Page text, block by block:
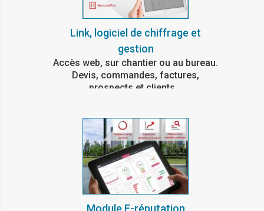
Link, logiciel de chiffrage et
gestion
Accès web, sur chantier ou au bureau.
Devis, commandes, factures,
prospects et clients...
Module E-réputation